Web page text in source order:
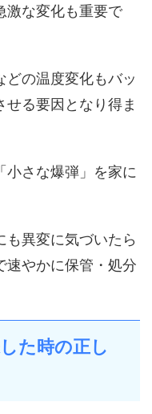
激な変化も重要で
どの温度変化もバッ
る要因となり得ま
小さな爆弾」を家に
も異変に気づいたら
速やかに保管・処分
た時の正し